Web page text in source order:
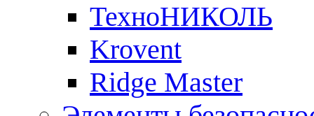
ТехноНИКОЛЬ
Krovent
Ridge Master